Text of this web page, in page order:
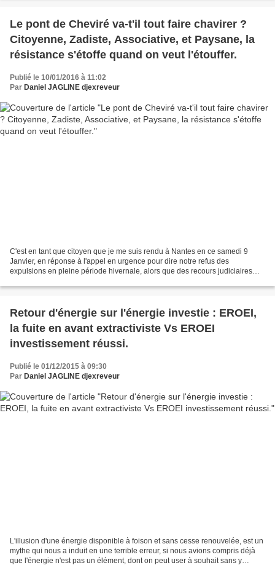
Le pont de Cheviré va-t'il tout faire chavirer ?
Citoyenne, Zadiste, Associative, et Paysane, la
résistance s'étoffe quand on veut l'étouffer.
Publié le 10/01/2016 à 11:02
Par Daniel JAGLINE djexreveur
C'est en tant que citoyen que je me suis rendu à Nantes en ce samedi 9
Janvier, en réponse à l'appel en urgence pour dire notre refus des
expulsions en pleine période hivernale, alors que des recours judiciaires
Retour d'énergie sur l'énergie investie : EROEI,
la fuite en avant extractiviste Vs EROEI
investissement réussi.
Publié le 01/12/2015 à 09:30
Par Daniel JAGLINE djexreveur
L'illusion d'une énergie disponible à foison et sans cesse renouvelée, est un
mythe qui nous a induit en une terrible erreur, si nous avions compris déjà
que l'énergie n'est pas un élément, dont on peut user à souhait sans y